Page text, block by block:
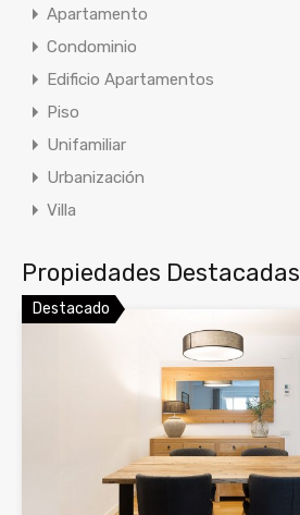
Apartamento
Condominio
Edificio Apartamentos
Piso
Unifamiliar
Urbanización
Villa
Propiedades Destacadas
Destacado